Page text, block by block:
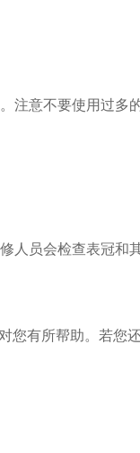
意不要使用过多
员会检查表冠和
您有所帮助。若您